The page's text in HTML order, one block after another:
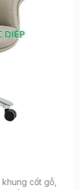
cốt gỗ,